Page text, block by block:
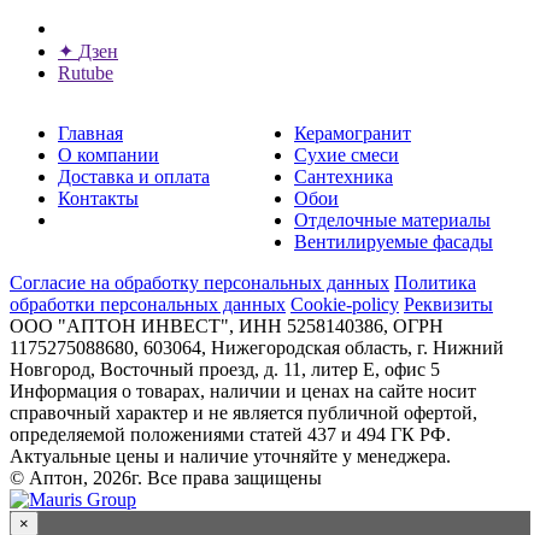
✦ Дзен
Rutube
Главная
О компании
Доставка и оплата
Контакты
Керамогранит
Сухие смеси
Сантехника
Обои
Отделочные материалы
Вентилируемые фасады
Согласие на обработку персональных данных Политика
обработки персональных данных Cookie-policy Реквизиты
ООО "АПТОН ИНВЕСТ", ИНН 5258140386, ОГРН
1175275088680, 603064, Нижегородская область, г. Нижний
Новгород, Восточный проезд, д. 11, литер Е, офис 5
Информация о товарах, наличии и ценах на сайте носит
справочный характер и не является публичной офертой,
определяемой положениями статей 437 и 494 ГК РФ.
Актуальные цены и наличие уточняйте у менеджера.
© Аптон, 2026г. Все права защищены
×